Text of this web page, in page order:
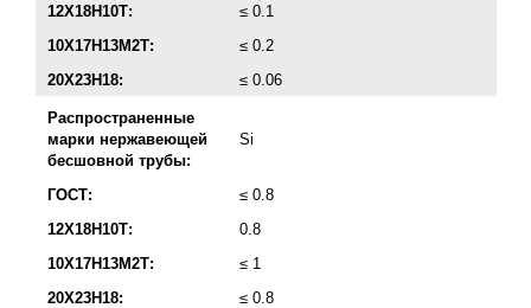
12Х18Н10Т:
≤ 0.1
10Х17Н13М2Т:
≤ 0.2
20Х23Н18:
≤ 0.06
Распространенные
марки нержавеющей
бесшовной трубы:
Si
ГОСТ:
≤ 0.8
12Х18Н10Т:
0.8
10Х17Н13М2Т:
≤ 1
20Х23Н18:
≤ 0.8